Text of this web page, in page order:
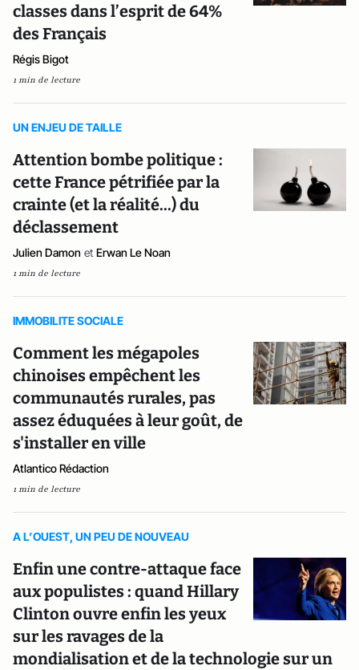
classes dans l’esprit de 64%
des Français
Régis Bigot
1 min de lecture
UN ENJEU DE TAILLE
Attention bombe politique :
cette France pétrifiée par la
crainte (et la réalité...) du
déclassement
Julien Damon et Erwan Le Noan
1 min de lecture
IMMOBILITE SOCIALE
Comment les mégapoles
chinoises empêchent les
communautés rurales, pas
assez éduquées à leur goût, de
s'installer en ville
Atlantico Rédaction
1 min de lecture
A L’OUEST, UN PEU DE NOUVEAU
Enfin une contre-attaque face
aux populistes : quand Hillary
Clinton ouvre enfin les yeux
sur les ravages de la
mondialisation et de la technologie sur un